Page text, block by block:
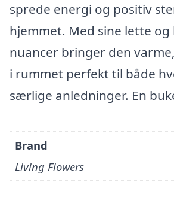
sprede energi og positiv
hjemmet. Med sine lette og
nuancer bringer den
i rummet perfekt til både
særlige anledninger. En
Brand
Living Flowers